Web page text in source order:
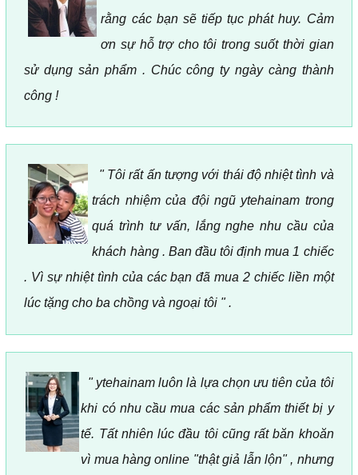
rằng các bạn sẽ tiếp tục phát huy. Cảm
ơn sự hỗ trợ cho tôi trong suốt thời gian
sử dụng sản phẩm . Chúc công ty ngày càng thành
công !
" Tôi rất ấn tượng với thái độ nhiệt tình và
trách nhiệm của đội ngũ ytehainam trong
quá trình tư vấn, lắng nghe nhu cầu của
khách hàng . Ban đầu tôi định mua 1 chiếc
. Vì sự nhiệt tình của các bạn đã mua 2 chiếc liền một
lúc tặng cho ba chồng và ngoại tôi " .
" ytehainam luôn là lựa chọn ưu tiên của tôi
khi có nhu cầu mua các sản phẩm thiết bị y
tế. Tất nhiên lúc đầu tôi cũng rất băn khoăn
vì mua hàng online "thật giả lẫn lộn" , nhưng